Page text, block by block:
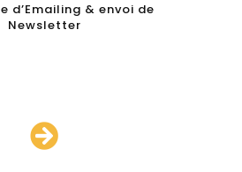
d’Emailing & envoi de
Newsletter
